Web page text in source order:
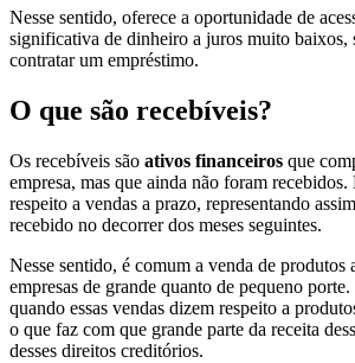
Nesse sentido, oferece a oportunidade de
significativa de dinheiro a juros muito baixos,
contratar um empréstimo.
O que são recebíveis?
Os recebíveis são ativos financeiros que
empresa, mas que ainda não foram recebidos.
respeito a vendas a prazo, representando
recebido no decorrer dos meses seguintes.
Nesse sentido, é comum a venda de produtos
empresas de grande quanto de pequeno
quando essas vendas dizem respeito a
o que faz com que grande parte da receita
desses direitos creditórios.